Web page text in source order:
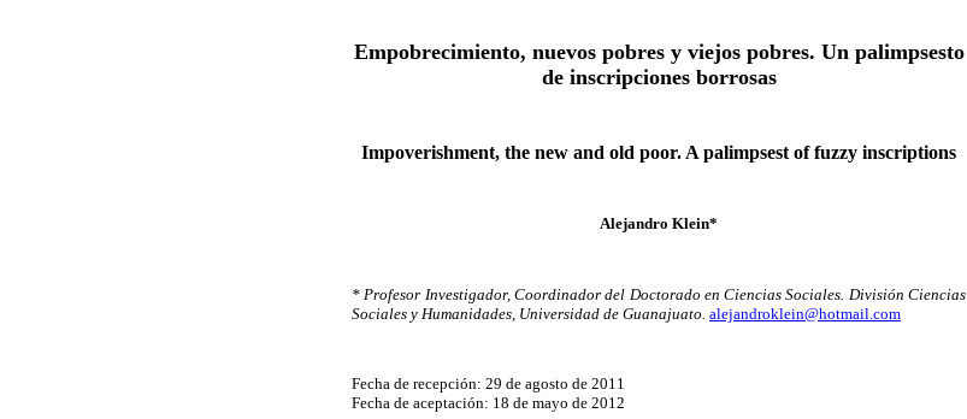
Empobrecimiento, nuevos pobres y viejos pobres. Un palimpsesto
de inscripciones borrosas
Impoverishment, the new and old poor. A palimpsest of fuzzy inscriptions
Alejandro Klein*
* Profesor Investigador, Coordinador del Doctorado en Ciencias Sociales. División Ciencias
Sociales y Humanidades, Universidad de Guanajuato. alejandroklein@hotmail.com
Fecha de recepción: 29 de agosto de 2011
Fecha de aceptación: 18 de mayo de 2012